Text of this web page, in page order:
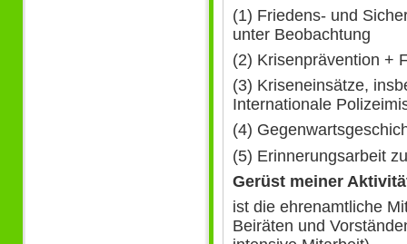
(1) Friedens- und
unter Beobachtung
(2) Krisenprävention +
(3) Kriseneinsätze,
Internationale
(4)
(5) Erinnerungsarbeit
Gerüst meiner
ist die ehrenamtliche
Beiräten und